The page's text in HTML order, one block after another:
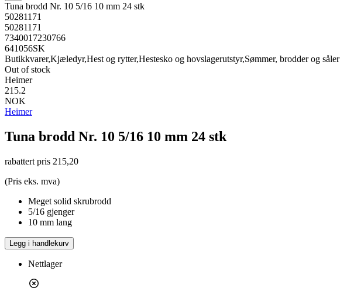
Tuna brodd Nr. 10 5/16 10 mm 24 stk
50281171
50281171
7340017230766
641056SK
Butikkvarer,Kjæledyr,Hest og rytter,Hestesko og hovslagerutstyr,Sømmer, brodder og såler
Out of stock
Heimer
215.2
NOK
Heimer
Tuna brodd Nr. 10 5/16 10 mm 24 stk
rabattert pris 215,20
(Pris eks. mva)
Meget solid skrubrodd
5/16 gjenger
10 mm lang
Legg i handlekurv
Nettlager